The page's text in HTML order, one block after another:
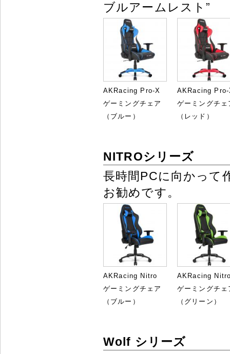
ブルアームレスト”
AKRacing Pro-X
ゲーミングチェア
（ブルー）
AKRacing
ゲーミングチェ
（レッド）
NITROシリーズ
長時間PCに向かって
お勧めです。
AKRacing Nitro
ゲーミングチェア
（ブルー）
AKRacing
ゲーミングチェ
（グリーン）
Wolf シリーズ